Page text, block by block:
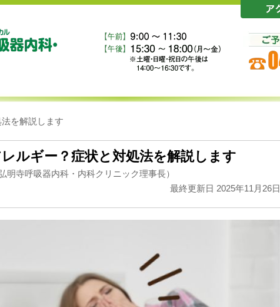
を解説します
ルギー？症状と対処法を解説します
明寺呼吸器内科・内科クリニック理事長）
最終更新日 2025年11月26日